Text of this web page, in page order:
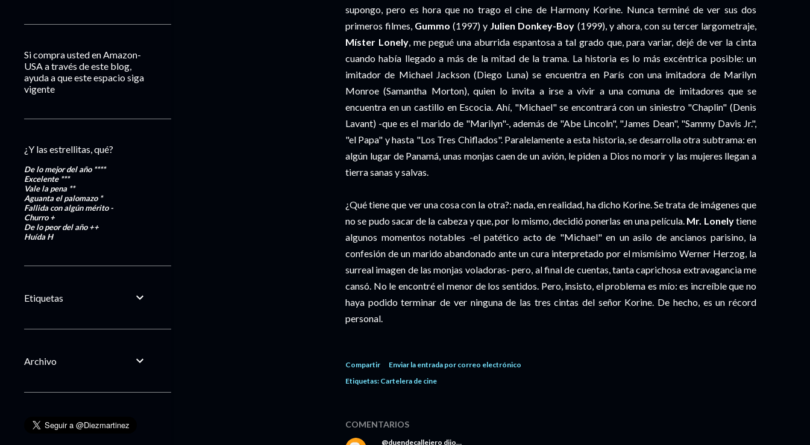
supongo, pero es hora que no trago el cine de Harmony Korine. Nunca terminé de ver sus dos
primeros filmes, Gummo (1997) y Julien Donkey-Boy (1999), y ahora, con su tercer largometraje,
Míster Lonely, me pegué una aburrida espantosa a tal grado que, para variar, dejé de ver la cinta
cuando había llegado a más de la mitad de la trama. La historia es lo más excéntrica posible: un
imitador de Michael Jackson (Diego Luna) se encuentra en París con una imitadora de Marilyn
Monroe (Samantha Morton), quien lo invita a irse a vivir a una comuna de imitadores que se
encuentra en un castillo en Escocia. Ahí, "Michael" se encontrará con un siniestro "Chaplin" (Denis
Lavant) -que es el marido de "Marilyn"-, además de "Abe Lincoln", "James Dean", "Sammy Davis Jr.",
"el Papa" y hasta "Los Tres Chiflados". Paralelamente a esta historia, se desarrolla otra subtrama: en
algún lugar de Panamá, unas monjas caen de un avión, le piden a Dios no morir y las mujeres llegan a
tierra sanas y salvas.
¿Qué tiene que ver una cosa con la otra?: nada, en realidad, ha dicho Korine. Se trata de imágenes que
no se pudo sacar de la cabeza y que, por lo mismo, decidió ponerlas en una película. Mr. Lonelytiene
algunos momentos notables -el patético acto de "Michael" en un asilo de ancianos parisino, la
confesión de un marido abandonado ante un cura interpretado por el mismísimo Werner Herzog, la
surreal imagen de las monjas voladoras- pero, al final de cuentas, tanta caprichosa extravagancia me
cansó. No le encontré el menor de los sentidos. Pero, insisto, el problema es mío: es increíble que no
haya podido terminar de ver ninguna de las tres cintas del señor Korine. De hecho, es un récord
personal.
Compartir
Enviar la entrada por correo electrónico
Etiquetas: Cartelera de cine
COMENTARIOS
@duendecallejero dijo…
Si compra usted en Amazon-
USA a través de este blog,
ayuda a que este espacio siga
vigente
¿Y las estrellitas, qué?
De lo mejor del año ****
Excelente***
Vale la pena **
Aguanta el palomazo *
Fallida con algún mérito-
Churro+
De lo peor del año++
HuídaH
Etiquetas
Archivo